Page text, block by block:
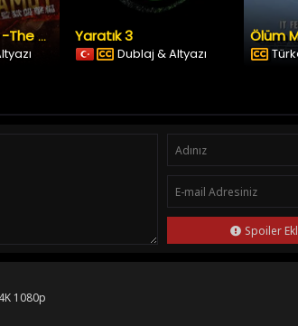
Golden Kamuy -The Abashiri Prison Raid
Yaratık 3
Dublaj & Altyazı
Ölüm
Spoiler
1080p